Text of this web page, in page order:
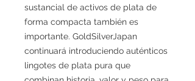
sustancial de activos de plata de
forma compacta también es
importante. GoldSilverJapan
continuará introduciendo auténticos
lingotes de plata pura que